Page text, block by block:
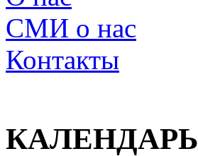
СМИ о нас
Контакты
КАЛЕНДАРЬ